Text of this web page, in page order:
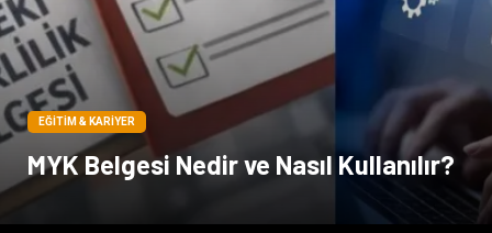
EĞITIM & KARIYER
MYK Belgesi Nedir ve Nasıl Kullanılır?